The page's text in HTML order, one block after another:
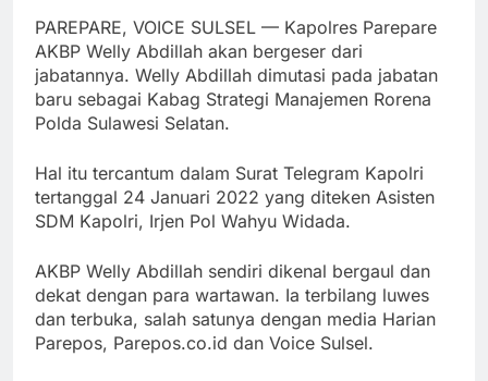
PAREPARE, VOICE SULSEL — Kapolres Parepare
AKBP Welly Abdillah akan bergeser dari
jabatannya. Welly Abdillah dimutasi pada jabatan
baru sebagai Kabag Strategi Manajemen Rorena
Polda Sulawesi Selatan.
Hal itu tercantum dalam Surat Telegram Kapolri
tertanggal 24 Januari 2022 yang diteken Asisten
SDM Kapolri, Irjen Pol Wahyu Widada.
AKBP Welly Abdillah sendiri dikenal bergaul dan
dekat dengan para wartawan. Ia terbilang luwes
dan terbuka, salah satunya dengan media Harian
Parepos, Parepos.co.id dan Voice Sulsel.